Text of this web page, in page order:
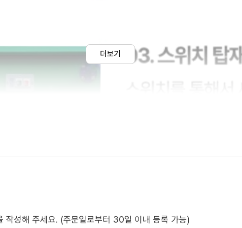
더보기
작성해 주세요. (주문일로부터 30일 이내 등록 가능)